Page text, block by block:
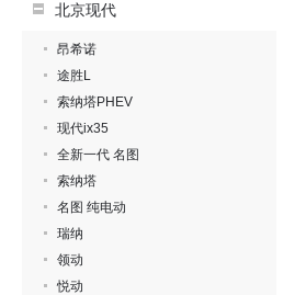
北京现代
昂希诺
途胜L
索纳塔PHEV
现代ix35
全新一代 名图
索纳塔
名图 纯电动
瑞纳
领动
悦动